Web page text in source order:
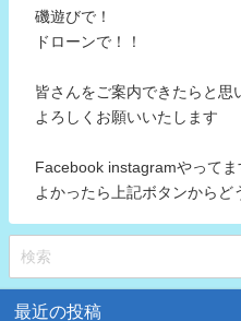
磯遊びで！
ドローンで！！
皆さんをご案内できたらと思
よろしくお願いいたします
Facebook instagramやってま
よかったら上記ボタンからど
最近の投稿